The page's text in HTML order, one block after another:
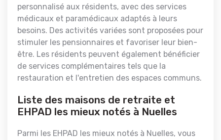
personnalisé aux résidents, avec des services
médicaux et paramédicaux adaptés à leurs
besoins. Des activités variées sont proposées pour
stimuler les pensionnaires et favoriser leur bien-
être. Les résidents peuvent également bénéficier
de services complémentaires tels que la
restauration et l'entretien des espaces communs.
Liste des maisons de retraite et
EHPAD les mieux notés à Nuelles
Parmi les EHPAD les mieux notés à Nuelles, vous